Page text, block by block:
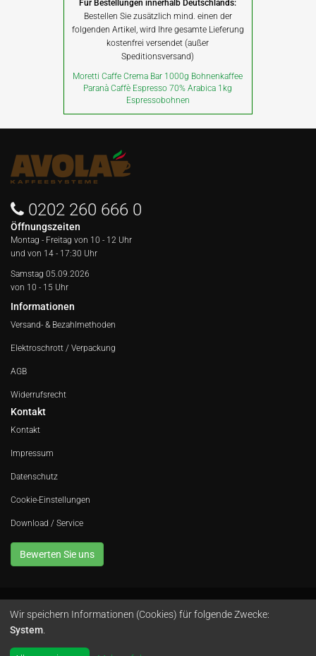
Für Bestellungen innerhalb Deutschlands:
Bestellen Sie zusätzlich mind. einen der
folgenden Artikel, wird Ihre gesamte Lieferung
kostenfrei versendet (außer
Speditionsversand)
Moretti Caffe Crema Bar 1000g Bohnenkaffee
Paranà Caffè Espresso 70% Arabica 1kg
Espressobohnen
0202 260 666 0
Öffnungszeiten
Montag - Freitag von 10 - 12 Uhr
und von 14 - 17:30 Uhr
Samstag 05.09.2026
von 10 - 15 Uhr
Informationen
Versand- & Bezahlmethoden
Elektroschrott / Verpackung
AGB
Widerrufsrecht
Kontakt
Kontakt
Impressum
Datenschutz
Cookie-Einstellungen
Download / Service
Bewerten Sie uns
Avola GmbH • In der Fleute 52 • 42389 Wuppertal • Telefon 0202 260 666 0
Instagram
Wir speichern Informationen (Cookies) für folgende Zwecke:
System